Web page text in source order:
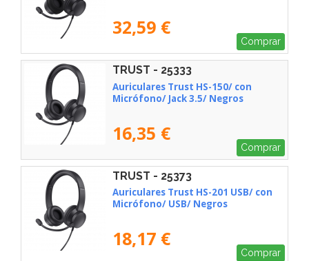
32,59 €
Comprar
TRUST - 25333
Auriculares Trust HS-150/ con
Micrófono/ Jack 3.5/ Negros
16,35 €
Comprar
TRUST - 25373
Auriculares Trust HS-201 USB/ con
Micrófono/ USB/ Negros
18,17 €
Comprar